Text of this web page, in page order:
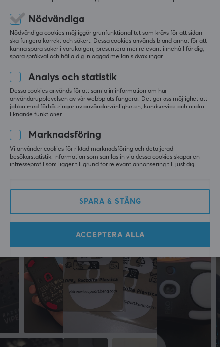
X-raypad Jade Mouse Skates till Zowie U2
för 6 d sedan
Andreas M
Level 7
Debuffed Guardian
PC
Visa original
för 6 d sedan
Mer från vårt Community
Nödvändiga
Nödvändiga cookies möjliggör grunfunktionalitet som krävs för att sidan
ska fungera korrekt och säkert. Dessa cookies används bland annat för att
kunna spara saker i varukorgen, presentera mer relevant innehåll för dig,
spara språkval och hålla dig inloggad mellan sidväxlingar.
Analys och statistik
Dessa cookies används för att samla in information om hur
användarupplevelsen av vår webbplats fungerar. Det ger oss möjlighet att
jobba med förbättringar av användarvänligheten, kundservice och andra
liknande funktioner.
Marknadsföring
Vi använder cookies för riktad marknadsföring och detaljerad
besökarstatistik. Information som samlas in via dessa cookies skapar en
intresseprofil som ligger till grund för relevant annonsering till just dig.
SPARA & STÄNG
ACCEPTERA ALLA